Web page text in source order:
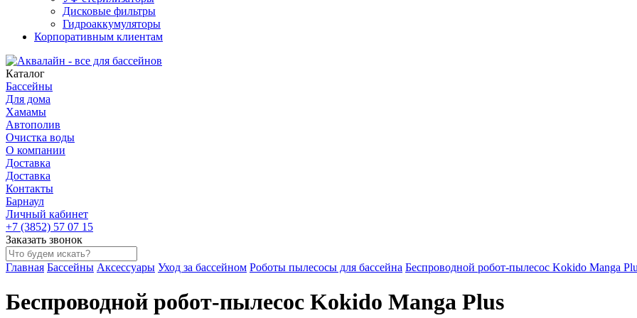
Дисковые фильтры
Гидроаккумуляторы
Корпоративным клиентам
Каталог
Бассейны
Для дома
Хамамы
Автополив
Очистка воды
О компании
Доставка
Доставка
Контакты
Барнаул
Личный кабинет
+7 (3852) 57 07 15
Заказать звонок
Главная Бассейны Аксессуары Уход за бассейном Роботы пылесосы для бассейна Беспроводной робот-пылесоc Kokido Manga
Беспроводной робот-пылесоc Kokido Manga Plus